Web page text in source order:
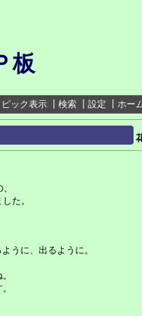
板
ピック表示 検索 設定 ホー
た。
うに、出るように。